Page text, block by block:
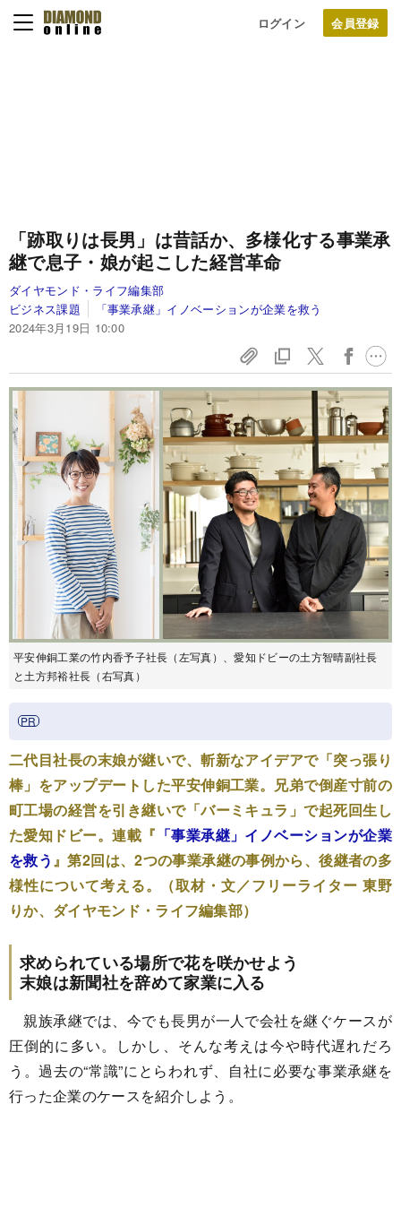
ログイン
「跡取りは長男」は昔話か、多様化する事業承
継で息子・娘が起こした経営革命
ダイヤモンド・ライフ編集部
ビジネス課題
「事業承継」イノベーションが企業を救う
2024年3月19日 10:00
平安伸銅工業の竹内香予子社長（左写真）、愛知ドビーの土方智晴副社長
と土方邦裕社長（右写真）
二代目社長の末娘が継いで、斬新なアイデアで「突っ張り
棒」をアップデートした平安伸銅工業。兄弟で倒産寸前の
町工場の経営を引き継いで「バーミキュラ」で起死回生し
た愛知ドビー。連載『 「事業承継」イノベーションが企業
を救う』第2回は、2つの事業承継の事例から、後継者の多
様性について考える。（取材・文／フリーライター 東野
りか、ダイヤモンド・ライフ編集部）
求められている場所で花を咲かせよう
末娘は新聞社を辞めて家業に入る
親族承継では、今でも長男が一人で会社を継ぐケースが
圧倒的に多い。しかし、そんな考えは今や時代遅れだろ
う。過去の“常識”にとらわれず、自社に必要な事業承継を
行った企業のケースを紹介しよう。